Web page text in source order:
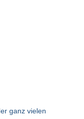
ganz vielen